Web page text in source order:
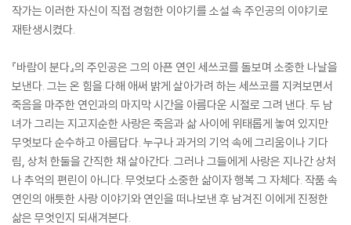
작가는 이러한 자신이 직접 경험한 이야기를 소설 속 주인공의 이야기로
재탄생시켰다.
『바람이 분다』의 주인공은 그의 아픈 연인 세쓰코를 돌보며 소중한 나날을
보낸다. 그는 온 힘을 다해 애써 밝게 살아가려 하는 세쓰코를 지켜보면서
죽음을 마주한 연인과의 마지막 시간을 아름다운 시절로 그려 낸다. 두 남
녀가 그리는 지고지순한 사랑은 죽음과 삶 사이에 위태롭게 놓여 있지만
무엇보다 순수하고 아름답다. 누구나 과거의 기억 속에 그리움이나 기다
림, 상처 한둘을 간직한 채 살아간다. 그러나 그들에게 사랑은 지나간 상처
나 추억의 편린이 아니다. 무엇보다 소중한 삶이자 행복 그 자체다. 작품 속
연인의 애틋한 사랑 이야기와 연인을 떠나보낸 후 남겨진 이에게 진정한
삶은 무엇인지 되새겨본다.